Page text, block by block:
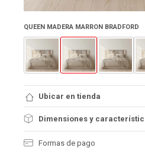
QUEEN MADERA MARRON BRADFORD
Ubicar en tienda
Dimensiones y
Formas de pago